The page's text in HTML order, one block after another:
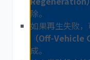
除。
如果再生失败
（Off-Vehicle
成。